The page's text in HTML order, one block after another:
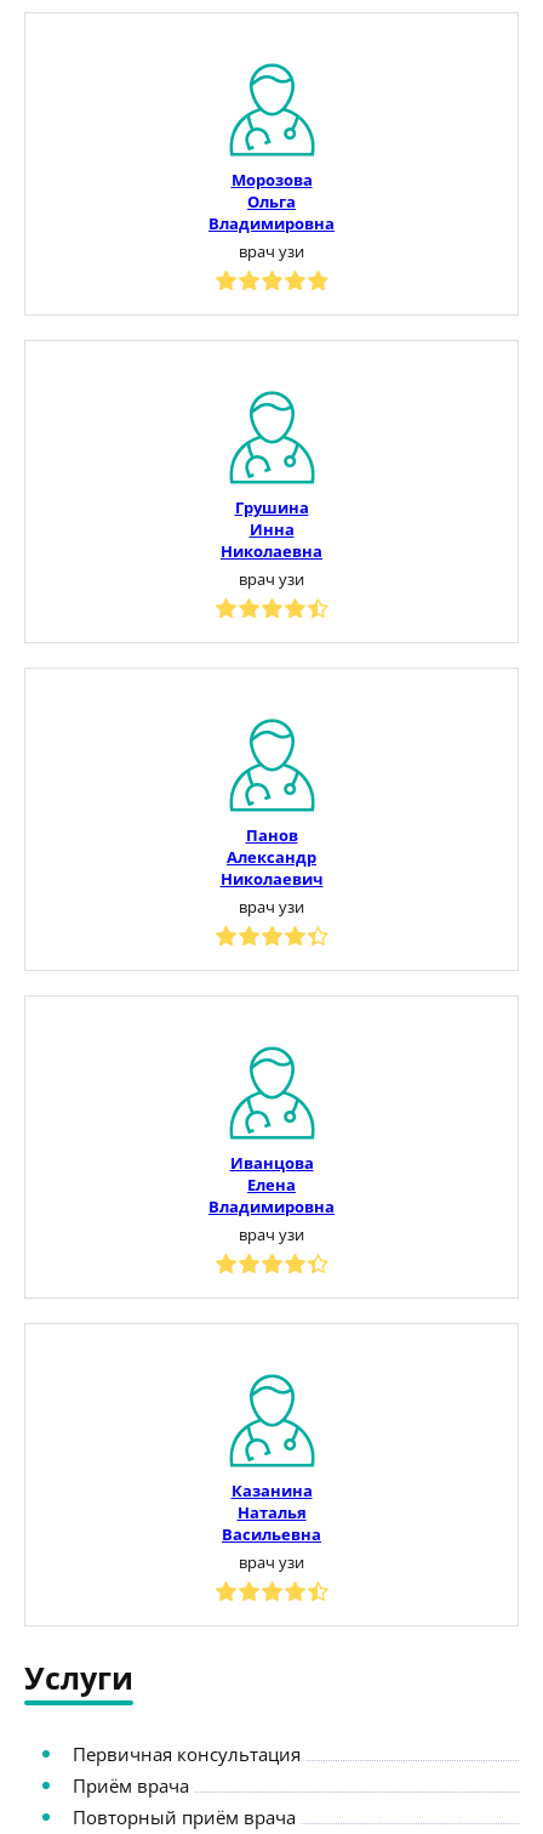
Морозова
Ольга
Владимировна
врач узи
Грушина
Инна
Николаевна
врач узи
Панов
Александр
Николаевич
врач узи
Иванцова
Елена
Владимировна
врач узи
Казанина
Наталья
Васильевна
врач узи
Услуги
Первичная консультация
Приём врача
Повторный приём врача